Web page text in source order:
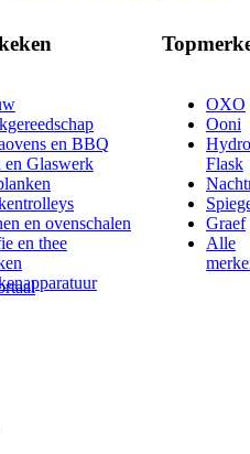
en BBQ
en Glaswerk
en ovenschalen
en thee
OXO
Ooni
Hydro
Flask
Graef
Alle